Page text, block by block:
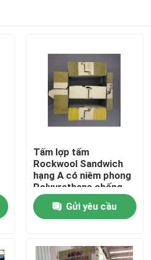
Tấm lợp tấm
Rockwool Sandwich
hạng A có niêm phong
Polyurethane chống
cháy
Gửi yêu cầu